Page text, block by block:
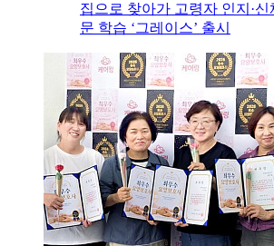
집으로 찾아가 고령자 인지·
문 학습 ‘그레이스’ 출시